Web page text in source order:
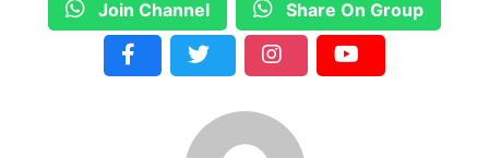
Join Channel Share On Group